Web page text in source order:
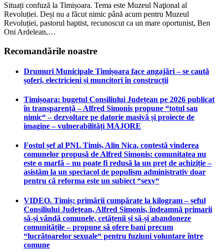
Situați confuză la Timișoara. Tema este Muzeul Naţional al
Revoluției. Deși nu a făcut nimic până acum pentru Muzeul
Revoluției, pastorul baptist, recunoscut ca un mare oportunist, Ben
Oni Ardelean,…
Recomandările noastre
Drumuri Municipale Timișoara face angajări – se caută
șoferi, electricieni și muncitori în construcții
Timișoara: bugetul Consiliului Județean pe 2026 publicat
în transparență – Alfred Simonis propune “totul sau
nimic“ – dezvoltare pe datorie masivă și proiecte de
imagine – vulnerabilități MAJORE
Fostul șef al PNL Timiș, Alin Nica, contestă vinderea
comunelor propusă de Alfred Simonis: comunitatea nu
este o marfă – nu poate fi redusă la un preț de achiziție –
asistăm la un spectacol de populism administrativ doar
pentru că reforma este un subiect “sexy“
VIDEO. Timiș: primării cumpărate la kilogram – șeful
Consiliului Județean, Alfred Simonis, îndeamnă primarii
să-și vândă comunele, cetățenii și să-și abandoneze
comunitățile – propune să ofere bani precum
“lucrătoarelor sexuale“ pentru fuziuni voluntare între
comune